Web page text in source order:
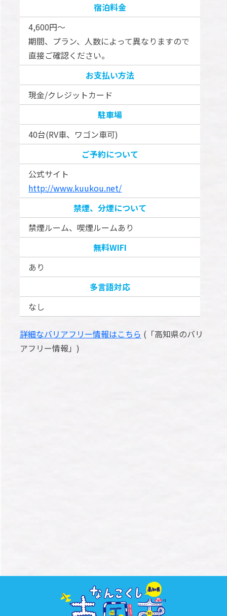
宿泊料金
4,600円～
期間、プラン、人数によって異なりますので
直接ご確認ください。
お支払い方法
現金/クレジットカード
駐車場
40台(RV車、ワゴン車可)
ご予約について
公式サイト
http://www.kuukou.net/
禁煙、分煙について
禁煙ルーム、喫煙ルームあり
無料WIFI
あり
多言語対応
なし
詳細なバリアフリー情報はこちら (「高知県のバリ
アフリー情報」)